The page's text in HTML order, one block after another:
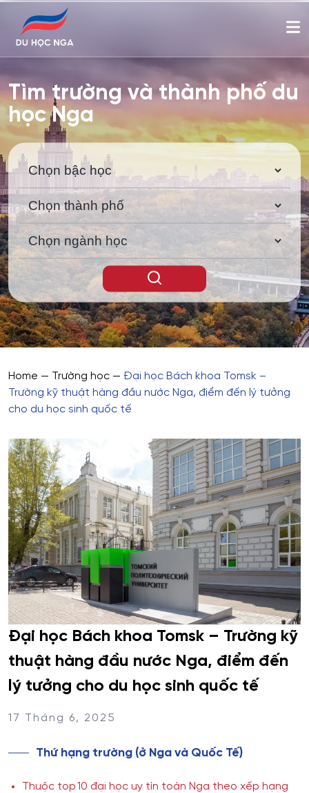
Tìm trường và thành phố du
học Nga
Home — Trường học — Đại học Bách khoa Tomsk –
Trường kỹ thuật hàng đầu nước Nga, điểm đến lý tưởng
cho du học sinh quốc tế
Đại học Bách khoa Tomsk – Trường kỹ
thuật hàng đầu nước Nga, điểm đến
lý tưởng cho du học sinh quốc tế
17 Tháng 6, 2025
Thứ hạng trường (ở Nga và Quốc Tế)
Thuộc top 10 đại học uy tín toàn Nga theo xếp hạng